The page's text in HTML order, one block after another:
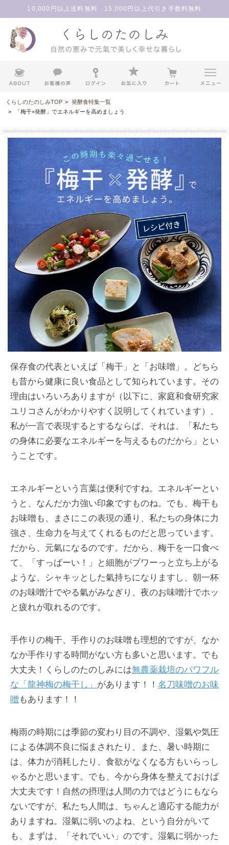
10,000円以上送料無料 15,000円以上代引き手数料無料
くらしのたのしみTOP > 発酵食特集一覧
> 「梅干×発酵」でエネルギーを高めましょう
保存食の代表といえば「梅干」と「お味噌」。どちら
も昔から健康に良い食品として知られています。その
理由はいろいろありますが（以下に、家庭和食研究家
ユリコさんがわかりやすく説明してくれています）、
私が一言で表現するとするならば、それは、「私たち
の身体に必要なエネルギーを与えるものだから」とい
うことです。
エネルギーという言葉は便利ですね。エネルギーとい
うと、なんだか力強い印象ですものね。でも、梅干も
お味噌も、まさにこの表現の通り、私たちの身体に力
強さ、生命力を与えてくれるものだと思っています。
だから、元氣になるのです。だから、梅干を一口食べ
て、「すっぱーい！」と細胞がブワーっと立ち上がる
ような、シャキッとした氣持ちになりますし、朝一杯
のお味噌汁でやる氣がみなぎり、夜のお味噌汁でホッ
と疲れが取れるのです。
手作りの梅干、手作りのお味噌も理想的ですが、なか
なか手作りする時間がない方も多いと思います。でも
大丈夫！くらしのたのしみには無農薬栽培のパワフル
な「龍神梅の梅干し」 があります！！ 名刀味噌のお味
噌 もあります！！
梅雨の時期には季節の変わり目の不調や、湿氣や気圧
による体調不良に悩まされたり、また、暑い時期に
は、体力が消耗したり、食欲がなくなる方もいらっし
ゃるかと思います。でも、今から身体を整えておけば
大丈夫です！自然の摂理は人間の力ではどうにもなら
ないですが、私たち人間は、ちゃんと適応する能力が
ありますね。湿氣に弱いのよね、という自分がいて
も、まずは、「それでいい」のです。湿氣に弱かった